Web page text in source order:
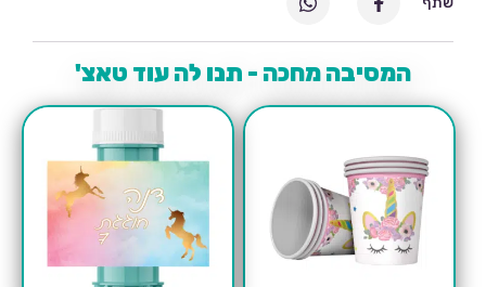
המסיבה מחכה - תנו לה עוד טאצ'